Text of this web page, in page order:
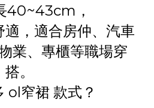
40~43cm，
適，適合房仲、汽車
業、專櫃等職場穿
搭。
ol窄裙 款式？